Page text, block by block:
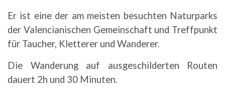
Er ist eine der am meisten besuchten Naturparks
der Valencianischen Gemeinschaft und Treffpunkt
für Taucher, Kletterer und Wanderer.
Die Wanderung auf ausgeschilderten Routen
dauert 2h und 30 Minuten.